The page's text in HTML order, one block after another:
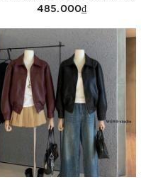
485.000₫
Tùy chọn